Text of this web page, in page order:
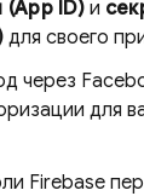
(App ID)и
для своего
через
для
Firebase